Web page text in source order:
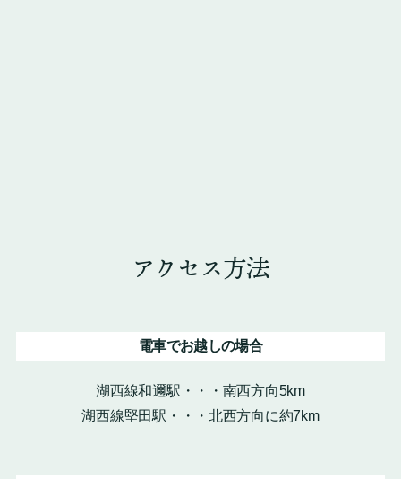
アクセス方法
電車でお越しの場合
湖西線和邇駅・・・南西方向5km
湖西線堅田駅・・・北西方向に約7km